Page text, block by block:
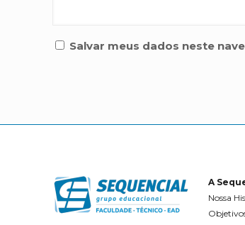
Salvar meus dados neste
A
Nossa